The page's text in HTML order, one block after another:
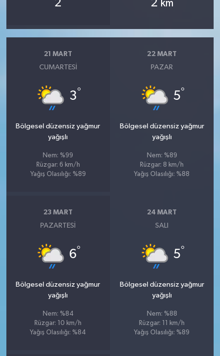
2 2 km
21 MART
CUMARTESI
3°
Bölgesel düzensiz yağmur
yağışlı
Nem: %99
Rüzgar: 6 km/h
Yağış Olasılığı: %89
22 MART
PAZAR
5°
Bölgesel düzensiz yağmur
yağışlı
Nem: %89
Rüzgar: 8 km/h
Yağış Olasılığı: %88
23 MART
PAZARTESI
6°
Bölgesel düzensiz yağmur
yağışlı
Nem: %84
Rüzgar: 10 km/h
Yağış Olasılığı: %84
24 MART
SALI
5°
Bölgesel düzensiz yağmur
yağışlı
Nem: %88
Rüzgar: 11 km/h
Yağış Olasılığı: %89